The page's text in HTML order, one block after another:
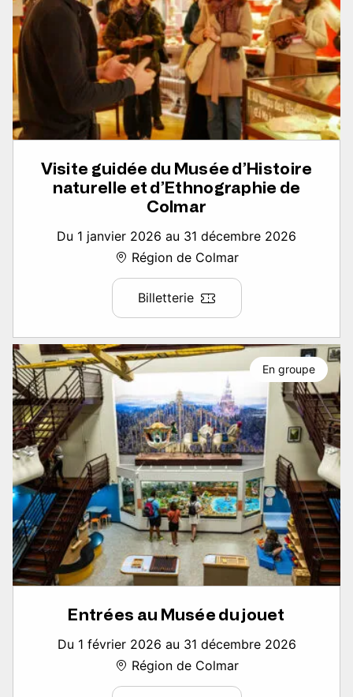
Visite guidée du Musée d’Histoire
naturelle et d’Ethnographie de
Colmar
Du 1 janvier 2026 au 31 décembre 2026
Région de Colmar
Billetterie
Entrées au Musée du jouet
Du 1 février 2026 au 31 décembre 2026
Région de Colmar
En groupe